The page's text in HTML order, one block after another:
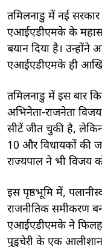
तमिलनाडु में नई
एआईएडीएमके के
बयान दिया है। उन्होंने
एआईएडीएमके ही
तमिलनाडु में इस बार
अभिनेता-राजनेता
सीटें जीत चुकी है,
10 और विधायकों की
राज्यपाल ने भी विजय
इस पृष्ठभूमि में,
राजनीतिक समीकरण
एआईएडीएमके ने
पुडुचेरी के एक आलीशान